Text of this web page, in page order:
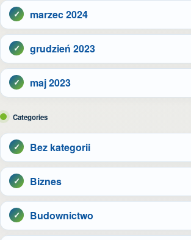
marzec 2024
grudzień 2023
maj 2023
Categories
Bez kategorii
Biznes
Budownictwo